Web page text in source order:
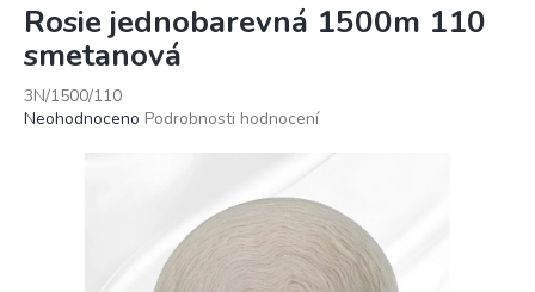
Rosie jednobarevná 1500m 110
smetanová
3N/1500/110
Průměrné
Neohodnoceno Podrobnosti hodnocení